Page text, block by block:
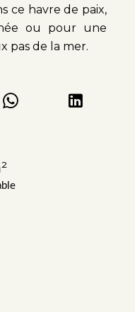
ce havre de paix,
ou pour une
pas de la mer.